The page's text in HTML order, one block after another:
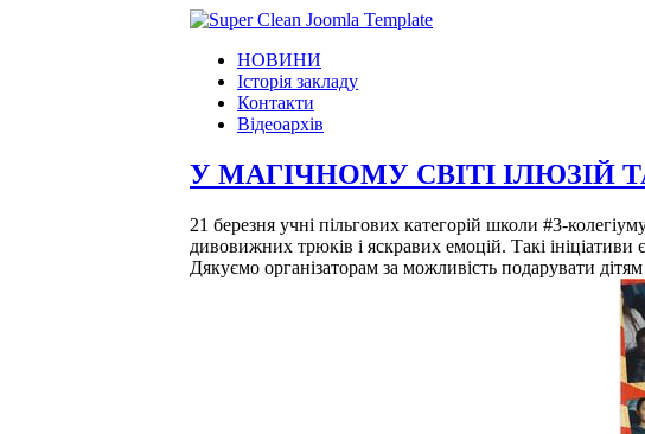
НОВИНИ
Історія закладу
Контакти
Відеоархів
У МАГІЧНОМУ СВІТІ
21 березня учні пільгових категорій школи #3-
дивовижних трюків і яскравих емоцій. Такі
Дякуємо організаторам за можливість подарувати